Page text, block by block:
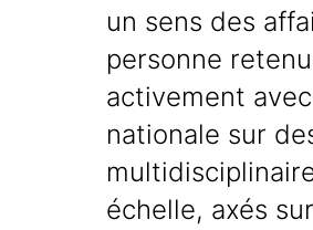
un sens des
personne
activement
nationale sur
échelle, axés